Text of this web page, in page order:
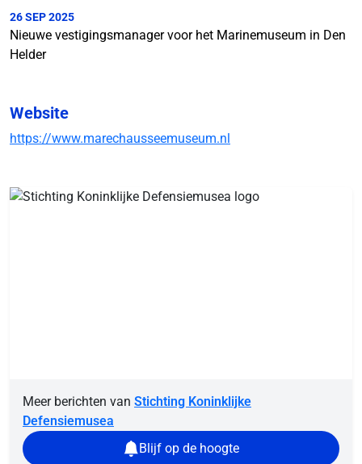
26 SEP 2025
Nieuwe vestigingsmanager voor het Marinemuseum in Den
Helder
Website
https://www.marechausseemuseum.nl
Meer berichten van Stichting Koninklijke
Defensiemusea
Blijf op de hoogte